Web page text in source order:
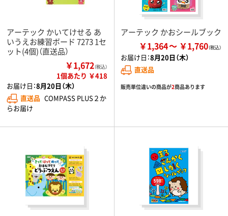
アーテック かいてけせる あ
いうえお練習ボード 7273 1セ
ット(4個)（直送品）
￥1,672（税込）
1個あたり ￥418
お届け日：8月20日（木）
直送品 COMPASS PLUS２か
らお届け
アーテック かおシールブック
￥1,364 ￥1,760
お届け日：8月20日（木）
直送品
販売単位違いの商品が2商品あります